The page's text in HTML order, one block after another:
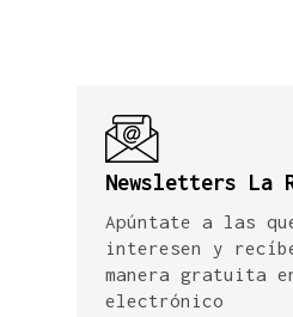
Newsletters La
Apúntate a las
interesen y
manera gratuita
electrónico